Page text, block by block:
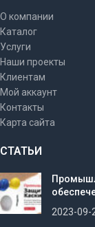
О компании
Каталог
Услуги
Наши проекты
Клиентам
Мой аккаунт
Контакты
Карта сайта
СТАТЬИ
2023-09-